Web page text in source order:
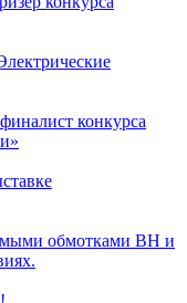
конкурса
обмотками ВН и